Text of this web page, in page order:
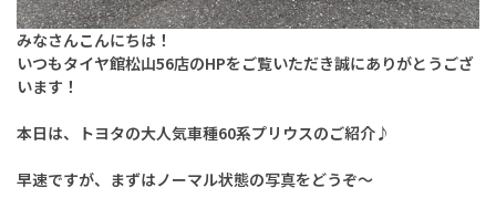
みなさんこんにちは！
いつもタイヤ館松山56店のHPをご覧いただき誠にありがとうござ
います！
本日は、トヨタの大人気車種60系プリウスのご紹介♪
早速ですが、まずはノーマル状態の写真をどうぞ～